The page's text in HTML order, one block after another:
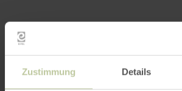
Zustimmung Details